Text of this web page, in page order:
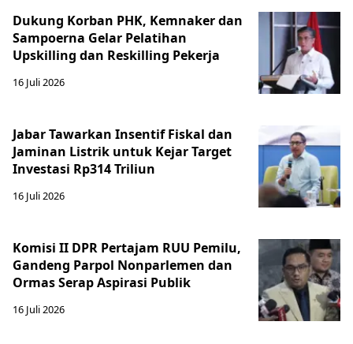
Dukung Korban PHK, Kemnaker dan
Sampoerna Gelar Pelatihan
Upskilling dan Reskilling Pekerja
16 Juli 2026
Jabar Tawarkan Insentif Fiskal dan
Jaminan Listrik untuk Kejar Target
Investasi Rp314 Triliun
16 Juli 2026
Komisi II DPR Pertajam RUU Pemilu,
Gandeng Parpol Nonparlemen dan
Ormas Serap Aspirasi Publik
16 Juli 2026